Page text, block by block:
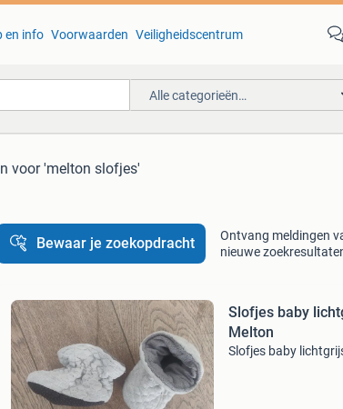
en info Voorwaarden Veiligheidscentrum
Alle categorieën…
voor 'melton slofjes'
Bewaar je zoekopdracht
Ontvang meldingen
nieuwe
Slofjes baby
Melton
Slofjes baby